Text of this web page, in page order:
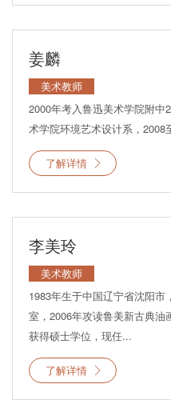
姜麟
美术教师
2000年考入鲁迅美术学院附
术学院环境艺术设计系，2008
了解详情
李美玲
美术教师
1983年生于中国辽宁省沈阳
室，2006年攻读鲁美新古典油
获得硕士学位，现任...
了解详情